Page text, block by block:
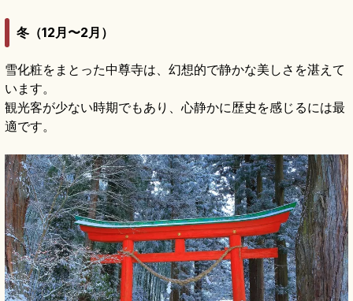
冬（12月〜2月）
雪化粧をまとった中尊寺は、幻想的で静かな美しさを湛えて
います。
観光客が少ない時期でもあり、心静かに歴史を感じるには最
適です。